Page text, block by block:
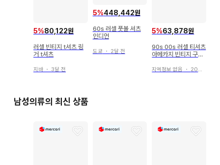
5%80,122원
러셀 빈티지 t셔츠 링
거 t셔츠
지바 ・ 3달 전
5%448,442원
60s 러셀 풋볼 셔츠
인디언
도쿄 ・ 2달 전
5%63,878원
90s 00s 러셀 티셔츠
아메카지 빈티지 구제
지역정보 없음 ・ 20일 전
남성의류의 최신 상품